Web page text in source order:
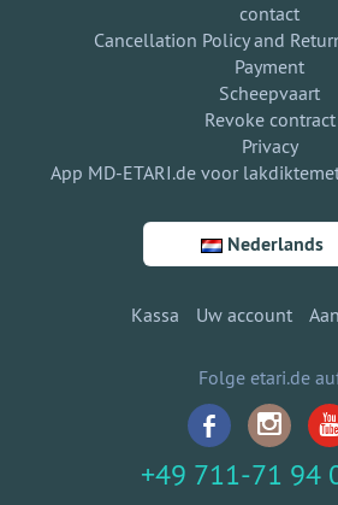
contact
Cancellation Policy and
Payment
Scheepvaart
Revoke contract
Privacy
App MD-ETARI.de voor
Nederlands
Kassa Uw account
Folge etari.de
+49 711-71 94